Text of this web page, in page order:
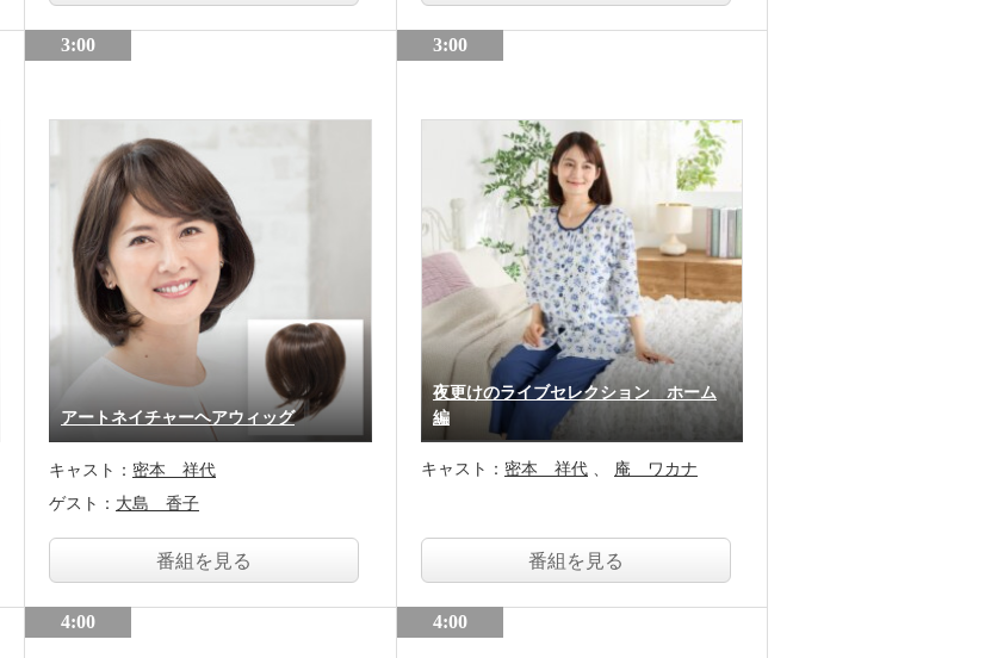
3:00
アートネイチャーヘアウィッグ
キャスト： 密本 祥代
ゲスト： 大島 香子
番組を見る
4:00
3:00
夜更けのライブセレクション ホーム
編
キャスト： 密本 祥代 庵 ワカナ
番組を見る
4:00